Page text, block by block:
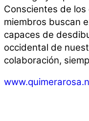
Conscientes de
miembros buscan
capaces de
occidental de
colaboración,